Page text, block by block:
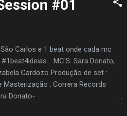
#01
Carlos e 1 beat onde cada mc
MC'S: Sara Donato,
Cardozo Produção de set :
Masterização : Correra Records
Donato-